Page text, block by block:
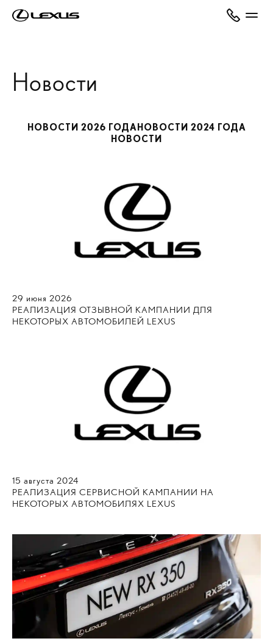
Новости
НОВОСТИ 2026 ГОДА НОВОСТИ 2024 ГОДА
НОВОСТИ
29 июня 2026
РЕАЛИЗАЦИЯ ОТЗЫВНОЙ КАМПАНИИ ДЛЯ
НЕКОТОРЫХ АВТОМОБИЛЕЙ LEXUS
15 августа 2024
РЕАЛИЗАЦИЯ СЕРВИСНОЙ КАМПАНИИ НА
НЕКОТОРЫХ АВТОМОБИЛЯХ LEXUS